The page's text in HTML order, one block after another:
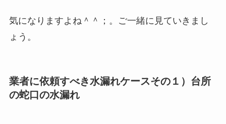
気になりますよね＾＾；。ご一緒に見ていきまし
ょう。
業者に依頼すべき水漏れケースその１）台所
の蛇口の水漏れ